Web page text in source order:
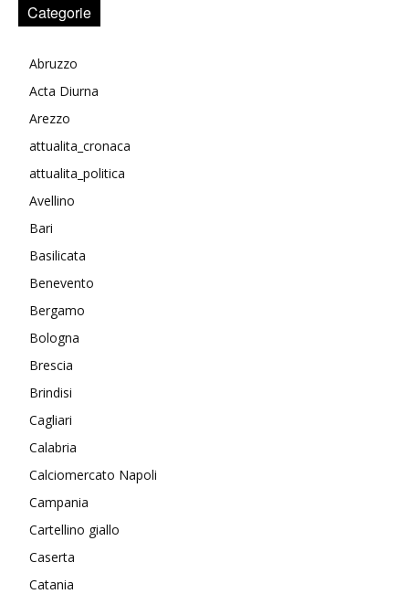
Categorie
Abruzzo
Acta Diurna
Arezzo
attualita_cronaca
attualita_politica
Avellino
Bari
Basilicata
Benevento
Bergamo
Bologna
Brescia
Brindisi
Cagliari
Calabria
Calciomercato Napoli
Campania
Cartellino giallo
Caserta
Catania